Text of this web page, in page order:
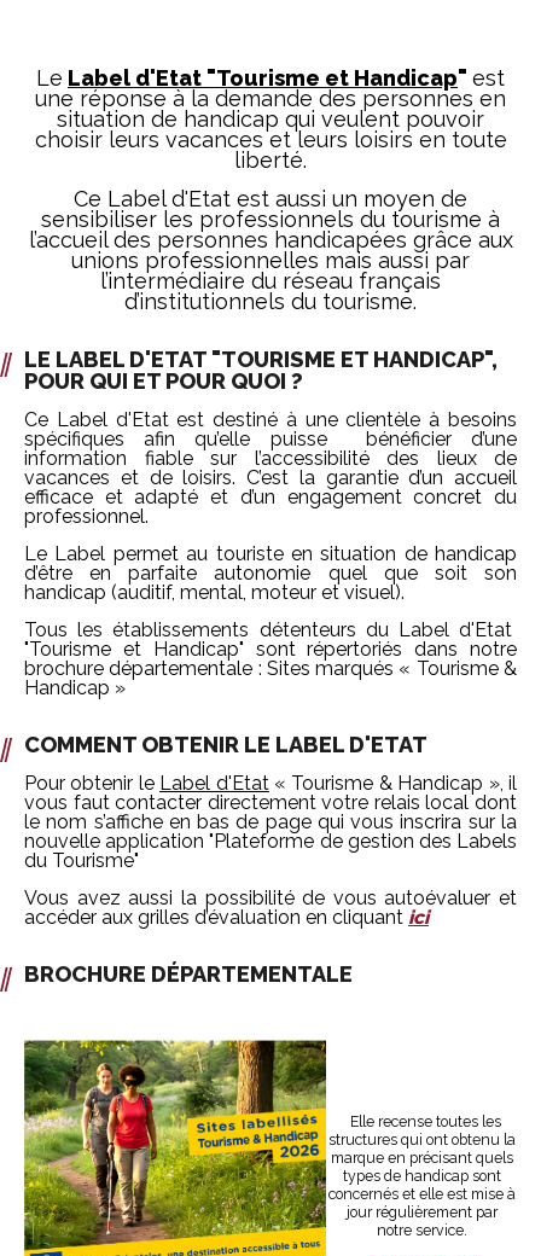
Le Label d'Etat "Tourisme et Handicap" est
une réponse à la demande des personnes en
situation de handicap qui veulent pouvoir
choisir leurs vacances et leurs loisirs en toute
liberté.
Ce Label d'Etat est aussi un moyen de
sensibiliser les professionnels du tourisme à
l’accueil des personnes handicapées grâce aux
unions professionnelles mais aussi par
l’intermédiaire du réseau français
d’institutionnels du tourisme.
LE LABEL D'ETAT "TOURISME ET HANDICAP",
POUR QUI ET POUR QUOI ?
Ce Label d'Etat est destiné à une clientèle à besoins
spécifiques afin qu’elle puisse bénéficier d’une
information fiable sur l’accessibilité des lieux de
vacances et de loisirs. C’est la garantie d’un accueil
efficace et adapté et d’un engagement concret du
professionnel.
Le Label permet au touriste en situation de handicap
d’être en parfaite autonomie quel que soit son
handicap (auditif, mental, moteur et visuel).
Tous les établissements détenteurs du Label d'Etat
"Tourisme et Handicap" sont répertoriés dans notre
brochure départementale : Sites marqués « Tourisme &
Handicap »
COMMENT OBTENIR LE LABEL D'ETAT
Pour obtenir le Label d'Etat« Tourisme & Handicap », il
vous faut contacter directement votre relais local dont
le nom s’affiche en bas de page qui vous inscrira sur la
nouvelle application "Plateforme de gestion des Labels
du Tourisme"
Vous avez aussi la possibilité de vous autoévaluer et
accéder aux grilles d’évaluation en cliquant ici
BROCHURE DÉPARTEMENTALE
Elle recense toutes les
structures qui ont obtenu la
marque en précisant quels
types de handicap sont
concernés et elle est mise à
jour régulièrement par
notre service.